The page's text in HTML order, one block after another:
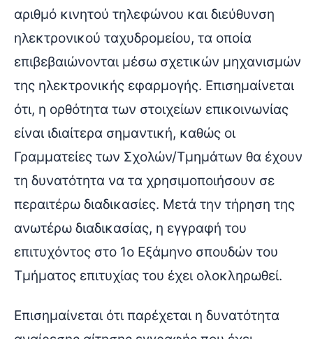
αριθμό κινητού τηλεφώνου και διεύθυνση
ηλεκτρονικού ταχυδρομείου, τα οποία
επιβεβαιώνονται μέσω σχετικών μηχανισμών
της ηλεκτρονικής εφαρμογής. Επισημαίνεται
ότι, η ορθότητα των στοιχείων επικοινωνίας
είναι ιδιαίτερα σημαντική, καθώς οι
Γραμματείες των Σχολών/Τμημάτων θα έχουν
τη δυνατότητα να τα χρησιμοποιήσουν σε
περαιτέρω διαδικασίες. Μετά την τήρηση της
ανωτέρω διαδικασίας, η εγγραφή του
επιτυχόντος στο 1ο Εξάμηνο σπουδών του
Τμήματος επιτυχίας του έχει ολοκληρωθεί.
Επισημαίνεται ότι παρέχεται η δυνατότητα